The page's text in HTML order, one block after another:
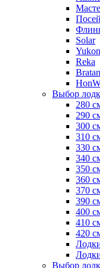
Solar
Reka
Bratan
Выбор
280
290
300
310
330
340
350
360
370
390
400
410
420
Выбор